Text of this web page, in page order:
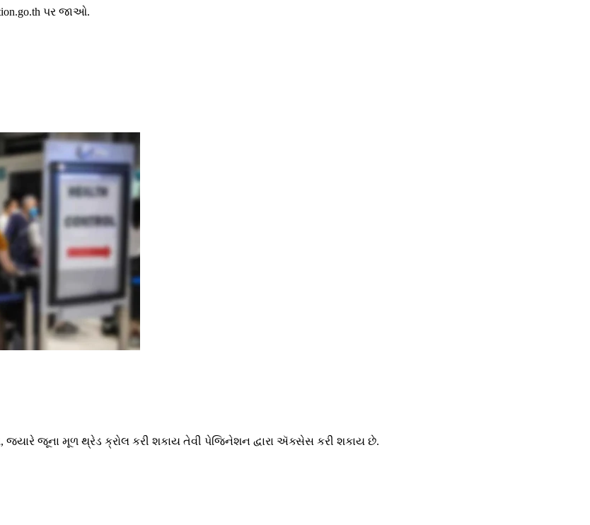
પર જાઓ.
જ્યારે જૂના મૂળ થ્રેડ ક્રોલ કરી શકાય તેવી પેજિનેશન દ્વારા ઍક્સેસ કરી શકાય છે.